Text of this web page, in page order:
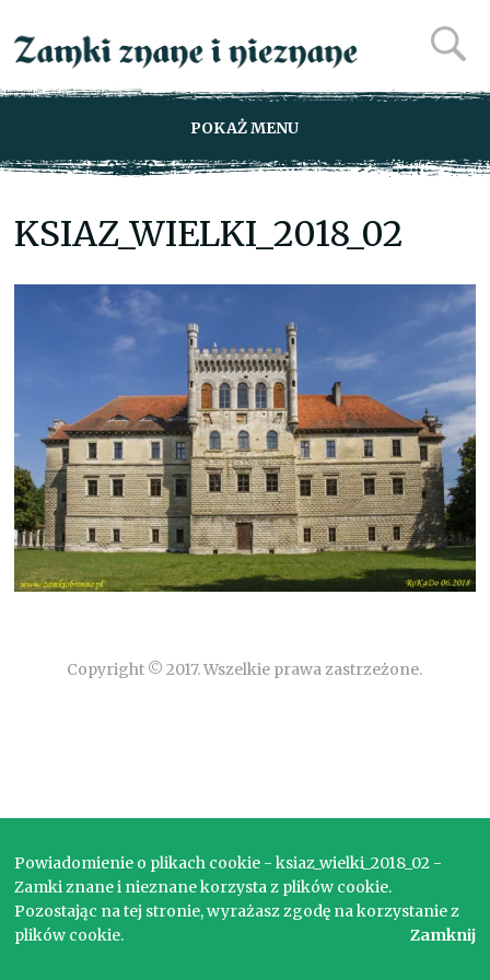
POKAŻ MENU
KSIAZ_WIELKI_2018_02
Copyright © 2017. Wszelkie prawa zastrzeżone.
Powiadomienie o plikach cookie - ksiaz_wielki_2018_02 -
Zamki znane i nieznane korzysta z plików cookie.
Pozostając na tej stronie, wyrażasz zgodę na korzystanie z
plików cookie.
Zamknij